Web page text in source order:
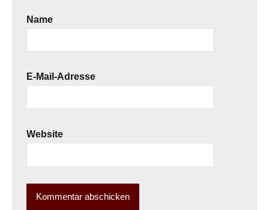
Name
E-Mail-Adresse
Website